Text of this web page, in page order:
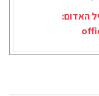
האדום: